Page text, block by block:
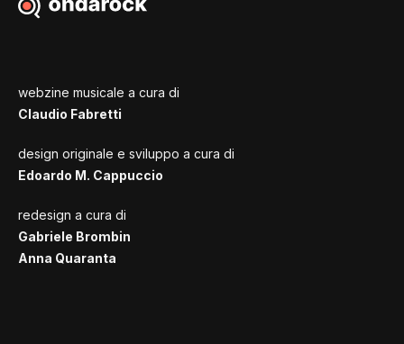
webzine musicale a cura di
Claudio Fabretti
design originale e sviluppo a cura di
Edoardo M. Cappuccio
redesign a cura di
Gabriele Brombin
Anna Quaranta